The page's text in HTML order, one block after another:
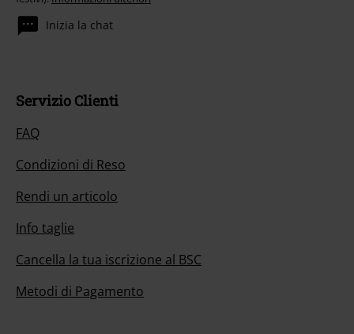
Inizia la chat
Servizio Clienti
FAQ
Condizioni di Reso
Rendi un articolo
Info taglie
Cancella la tua iscrizione al BSC
Metodi di Pagamento